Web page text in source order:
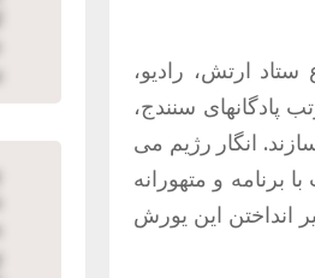
ارتش، رادیو،
سنندج،
انگار رژیم می
برنامه و متهورانه
انداختن این یورش